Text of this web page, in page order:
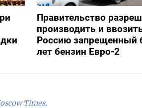
Правительство
производить и
Россию запрещенный
лет бензин Евро-2
Times.